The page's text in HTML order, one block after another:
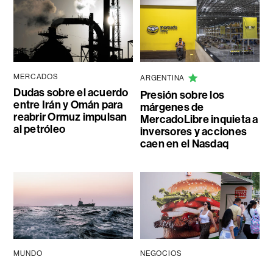
MERCADOS
Dudas sobre el acuerdo
entre Irán y Omán para
reabrir Ormuz impulsan
al petróleo
ARGENTINA
Presión sobre los
márgenes de
MercadoLibre inquieta a
inversores y acciones
caen en el Nasdaq
MUNDO NEGOCIOS